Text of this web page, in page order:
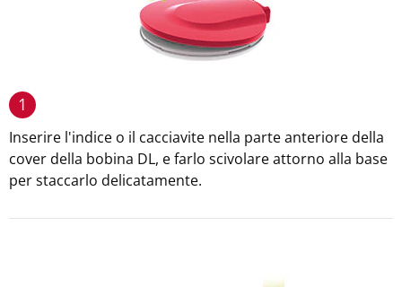
1
Inserire l'indice o il cacciavite nella parte anteriore della
cover della bobina DL, e farlo scivolare attorno alla base
per staccarlo delicatamente.